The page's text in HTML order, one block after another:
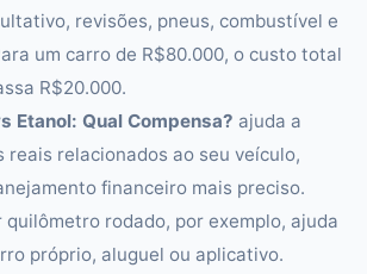
revisões, pneus, combustível e
um carro de R$80.000, o custo total
R$20.000.
Etanol: Qual Compensa? ajuda a
reais relacionados ao seu veículo,
financeiro mais preciso.
quilômetro rodado, por exemplo, ajuda
próprio, aluguel ou aplicativo.